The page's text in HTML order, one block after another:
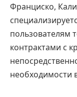
Франциско,
пользователям
контрактами с
необходимости